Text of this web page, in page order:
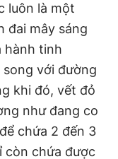
luôn là một
đai mây sáng
hành tinh
với đường
khi đó, vết đỏ
như đang co
chứa 2 đến 3
còn chứa được